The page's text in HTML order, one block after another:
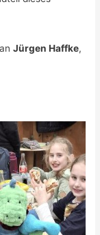
anJürgen Haffke,